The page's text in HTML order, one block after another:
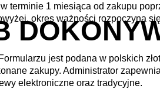
terminie 1 miesiąca od zakupu
okres ważności rozpoczyna
jest podana w polskich
zakupy. Administrator
elektroniczne oraz tradycyjne.